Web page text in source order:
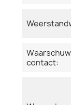
contact: